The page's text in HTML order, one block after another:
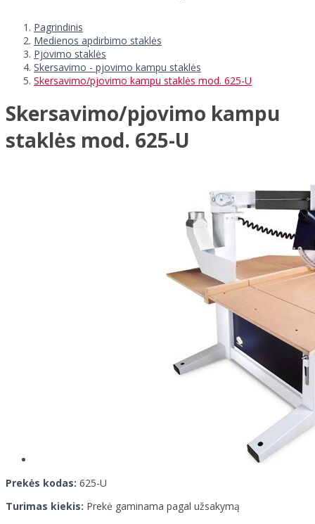
Pagrindinis
Medienos apdirbimo staklės
Pjovimo staklės
Skersavimo - pjovimo kampu staklės
Skersavimo/pjovimo kampu staklės mod. 625-U
Skersavimo/pjovimo kampu
staklės mod. 625-U
Prekės kodas: 625-U
Turimas kiekis: Prekė gaminama pagal užsakymą